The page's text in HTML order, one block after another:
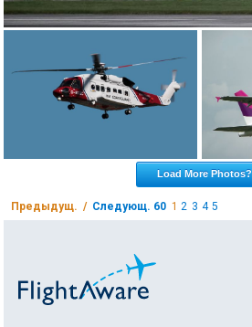
Load More Photos?
Предыдущ. / Следующ. 60 12 3 4 5